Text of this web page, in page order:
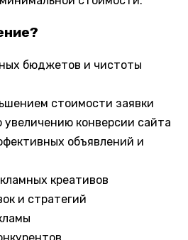
бюджетов и чистоты
стоимости заявки
конверсии сайта
объявлений и
креативов
и стратегий